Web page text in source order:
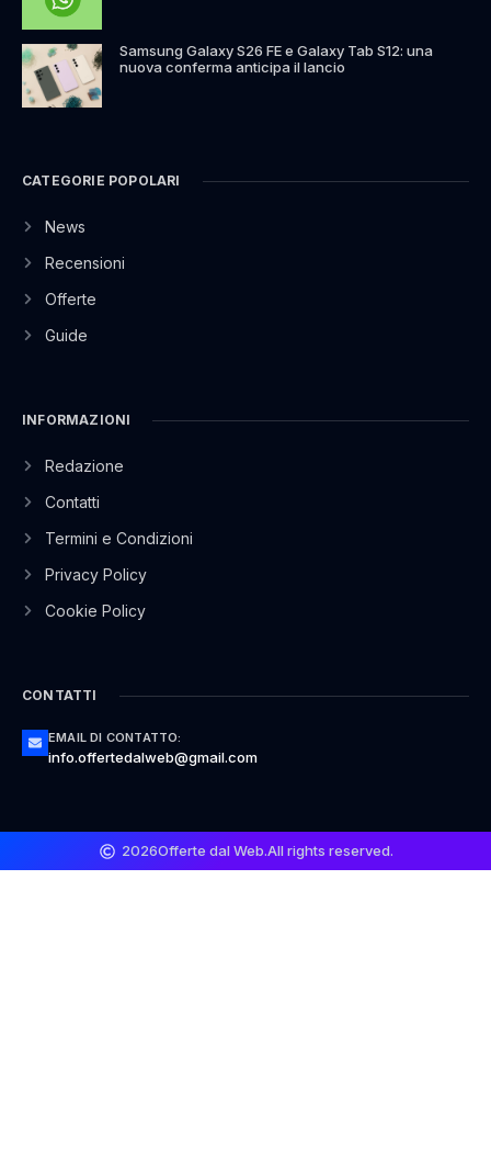
Samsung Galaxy S26 FE e Galaxy Tab S12: una
nuova conferma anticipa il lancio
CATEGORIE POPOLARI
News
Recensioni
Offerte
Guide
INFORMAZIONI
Redazione
Contatti
Termini e Condizioni
Privacy Policy
Cookie Policy
CONTATTI
EMAIL DI CONTATTO:
info.offertedalweb@gmail.com
2026Offerte dal Web.All rights reserved.